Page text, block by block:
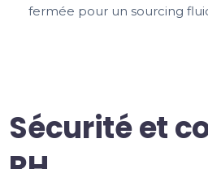
fermée pour un sourcing
Sécurité et